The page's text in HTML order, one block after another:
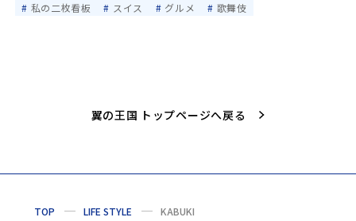
私の二枚看板 スイス グルメ 歌舞伎
翼の王国 トップページへ戻る
TOP LIFE STYLE KABUKI